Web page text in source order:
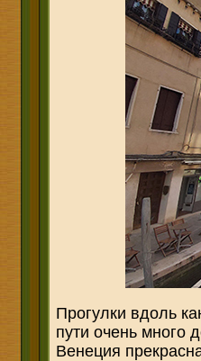
Прогулки вдоль
пути очень много
Венеция